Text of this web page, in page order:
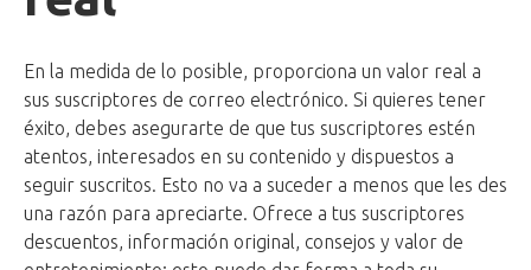
En la medida de lo posible, proporciona un valor real a
sus suscriptores de correo electrónico. Si quieres tener
éxito, debes asegurarte de que tus suscriptores estén
atentos, interesados en su contenido y dispuestos a
seguir suscritos. Esto no va a suceder a menos que les des
una razón para apreciarte. Ofrece a tus suscriptores
descuentos, información original, consejos y valor de